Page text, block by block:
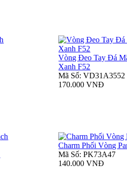
Vòng Đeo Tay Đá
Xanh F52
Mã Số: VD31A3552
170.000 VNĐ
Charm Phối Vòng
Mã Số: PK73A47
140.000 VNĐ